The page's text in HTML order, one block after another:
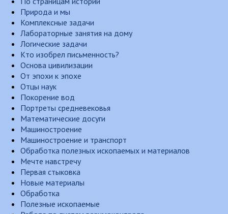
Природа и мы
Комплексные задачи
Лабораторные занятия на дому
Логические задачи
Кто изобрел письменность?
Основа цивилизации
От эпохи к эпохе
Отцы наук
Покорение вод
Портреты средневековья
Математические досуги
Машиностроение
Машиностроение и транспорт
Обработка полезных ископаемых и материалов
Мечте навстречу
Первая стыковка
Новые материалы
Обработка
Полезные ископаемые